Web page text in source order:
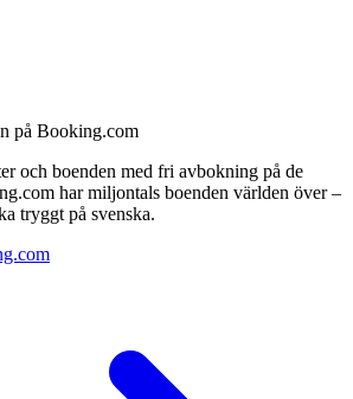
på Booking.com
och boenden med fri avbokning på de
har miljontals boenden världen över –
tryggt på svenska.